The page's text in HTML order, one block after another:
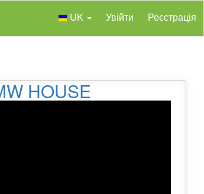
UK Увійти Реєстрація
HOUSE